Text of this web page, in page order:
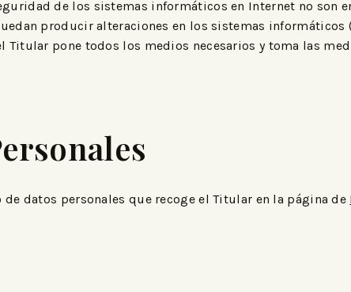
de los sistemas informáticos en Internet no son
producir alteraciones en los sistemas informáticos
pone todos los medios necesarios y toma las
datos personales que recoge el Titular en la página de